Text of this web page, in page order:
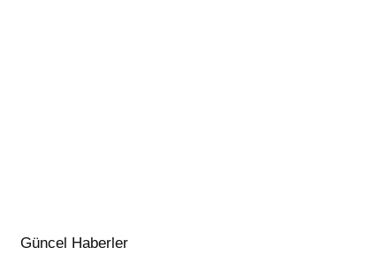
Güncel Haberler